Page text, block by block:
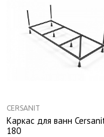
CERSANIT
Каркас для ванн
180